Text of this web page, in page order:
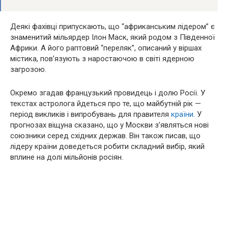
Деякі фахівці припускають, що “африканським лідером” є
знаменитий мільярдер Ілон Маск, який родом з Південної
Африки. А його раптовий “переляк”, описаний у віршах
містика, пов’язують з наростаючою в світі ядерною
загрозою.
Окремо згадав французький провидець і долю Росії. У
текстах астролога йдеться про те, що майбутній рік —
період викликів і випробувань для правителя країни. У
прогнозах віщуна сказано, що у Москви з’являться нові
союзники серед східних держав. Він також писав, що
лідеру країни доведеться робити складний вибір, який
вплине на долі мільйонів росіян.